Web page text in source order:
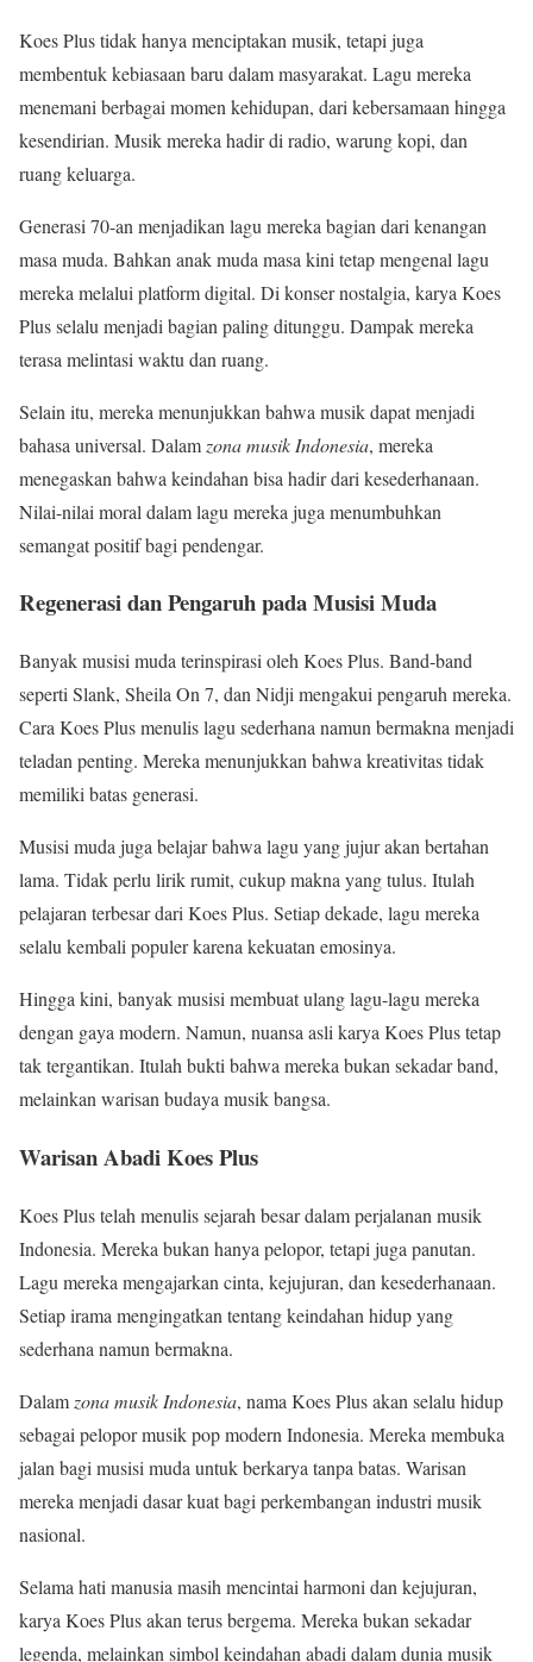
Koes Plus tidak hanya menciptakan musik, tetapi juga
membentuk kebiasaan baru dalam masyarakat. Lagu mereka
menemani berbagai momen kehidupan, dari kebersamaan hingga
kesendirian. Musik mereka hadir di radio, warung kopi, dan
ruang keluarga.
Generasi 70-an menjadikan lagu mereka bagian dari kenangan
masa muda. Bahkan anak muda masa kini tetap mengenal lagu
mereka melalui platform digital. Di konser nostalgia, karya Koes
Plus selalu menjadi bagian paling ditunggu. Dampak mereka
terasa melintasi waktu dan ruang.
Selain itu, mereka menunjukkan bahwa musik dapat menjadi
bahasa universal. Dalam zona musik Indonesia, mereka
menegaskan bahwa keindahan bisa hadir dari kesederhanaan.
Nilai-nilai moral dalam lagu mereka juga menumbuhkan
semangat positif bagi pendengar.
Regenerasi dan Pengaruh pada Musisi Muda
Banyak musisi muda terinspirasi oleh Koes Plus. Band-band
seperti Slank, Sheila On 7, dan Nidji mengakui pengaruh mereka.
Cara Koes Plus menulis lagu sederhana namun bermakna menjadi
teladan penting. Mereka menunjukkan bahwa kreativitas tidak
memiliki batas generasi.
Musisi muda juga belajar bahwa lagu yang jujur akan bertahan
lama. Tidak perlu lirik rumit, cukup makna yang tulus. Itulah
pelajaran terbesar dari Koes Plus. Setiap dekade, lagu mereka
selalu kembali populer karena kekuatan emosinya.
Hingga kini, banyak musisi membuat ulang lagu-lagu mereka
dengan gaya modern. Namun, nuansa asli karya Koes Plus tetap
tak tergantikan. Itulah bukti bahwa mereka bukan sekadar band,
melainkan warisan budaya musik bangsa.
Warisan Abadi Koes Plus
Koes Plus telah menulis sejarah besar dalam perjalanan musik
Indonesia. Mereka bukan hanya pelopor, tetapi juga panutan.
Lagu mereka mengajarkan cinta, kejujuran, dan kesederhanaan.
Setiap irama mengingatkan tentang keindahan hidup yang
sederhana namun bermakna.
Dalam zona musik Indonesia, nama Koes Plus akan selalu hidup
sebagai pelopor musik pop modern Indonesia. Mereka membuka
jalan bagi musisi muda untuk berkarya tanpa batas. Warisan
mereka menjadi dasar kuat bagi perkembangan industri musik
nasional.
Selama hati manusia masih mencintai harmoni dan kejujuran,
karya Koes Plus akan terus bergema. Mereka bukan sekadar
legenda, melainkan simbol keindahan abadi dalam dunia musik